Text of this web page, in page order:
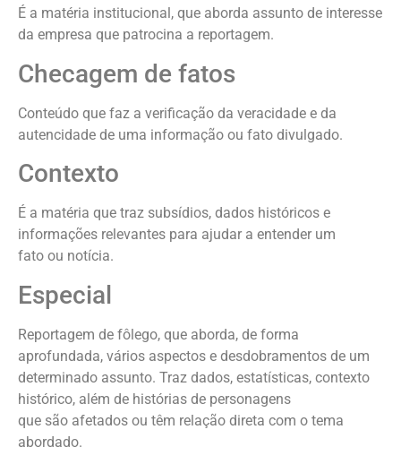
É a matéria institucional, que aborda assunto de interesse
da empresa que patrocina a reportagem.
Checagem de fatos
Conteúdo que faz a verificação da veracidade e da
autencidade de uma informação ou fato divulgado.
Contexto
É a matéria que traz subsídios, dados históricos e
informações relevantes para ajudar a entender um
fato ou notícia.
Especial
Reportagem de fôlego, que aborda, de forma
aprofundada, vários aspectos e desdobramentos de um
determinado assunto. Traz dados, estatísticas, contexto
histórico, além de histórias de personagens
que são afetados ou têm relação direta com o tema
abordado.